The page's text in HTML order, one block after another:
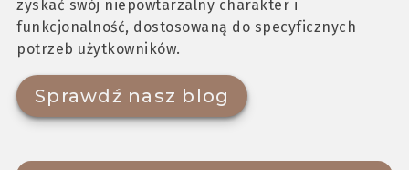
zyskać swój niepowtarzalny charakter i
funkcjonalność, dostosowaną do specyficznych
potrzeb użytkowników.
Sprawdź nasz blog